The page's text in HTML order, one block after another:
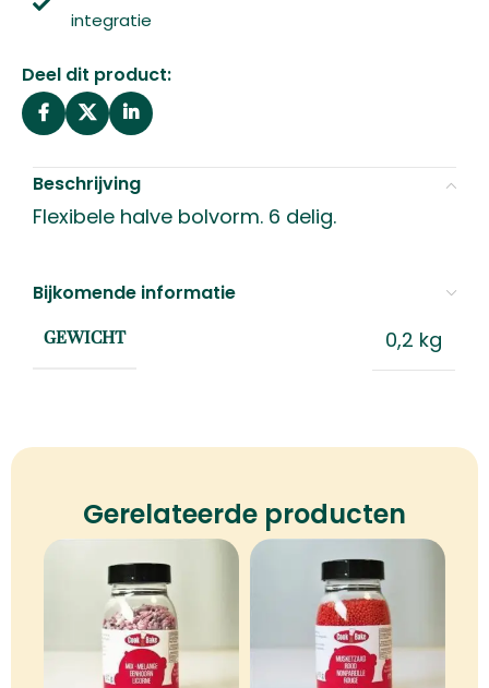
integratie
Deel dit product:
Beschrijving
Flexibele halve bolvorm. 6 delig.
Bijkomende informatie
GEWICHT 0,2 kg
Gerelateerde producten